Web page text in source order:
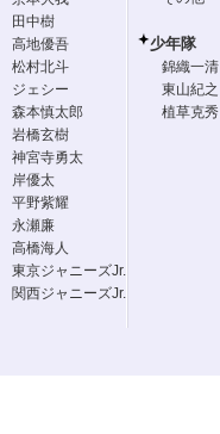
田中樹
高地優吾
松村北斗
ジェシー
森本慎太郎
岩橋玄樹
神宮寺勇太
岸優太
平野紫耀
永瀬廉
高橋海人
東京ジャニーズJr.
関西ジャニーズJr.
少年隊
錦織一清
東山紀之
植草克秀